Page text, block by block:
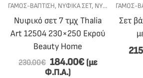
ΒΆΠΤΙΣΗΣ,ΣΕΤ ΒΆΠΤΙΣΗΣ ΓΙΑ ΚΟΡΊΤΣΙ
ΓΆΜΟΣ-ΒΆΠΤΙΣΗ, ΝΥΦΙΚΆ ΣΕΤ, ΝΥΦΙΚΌ ΚΡΕΒΆΤΙ
Νυφικό σετ 7 τμχ Thalia
Art 12504 230×250 Εκρού
Beauty Home
230.00€ 184.00€ (με
Φ.Π.Α.)
ΓΆΜΟΣ-
Σετ